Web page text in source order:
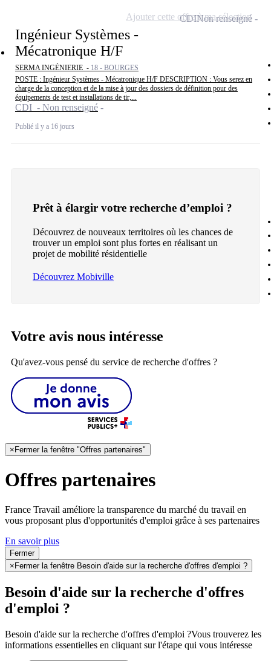
Ingénieur Systèmes -
Mécatronique H/F
SERMA INGÉNIERIE - 18 - BOURGES
POSTE : Ingénieur Systèmes - Mécatronique H/F DESCRIPTION : Vous serez en
charge de la conception et de la mise à jour des dossiers de définition pour des
équipements de test et installations de tir,...
CDI - Non renseigné
Publié il y a 16 jours
CDINon renseigné
Ajouter cette offre à ma sélection
Prêt à élargir votre recherche d’emploi ?
Découvrez de nouveaux territoires où les chances de
trouver un emploi sont plus fortes en réalisant un
projet de mobilité résidentielle
Découvrez Mobiville
Votre avis nous intéresse
Qu'avez-vous pensé du service de recherche d'offres ?
× Fermer la fenêtre "Offres partenaires"
Offres partenaires
France Travail améliore la transparence du marché du travail en
vous proposant plus d'opportunités d'emploi grâce à ses partenaires
En savoir plus
Fermer
× Fermer la fenêtre Besoin d'aide sur la recherche d'offres d'emploi ?
Besoin d'aide sur la recherche d'offres
d'emploi ?
Besoin d'aide sur la recherche d'offres d'emploi ?Vous trouverez les
informations essentielles en cliquant sur l'étape qui vous intéresse